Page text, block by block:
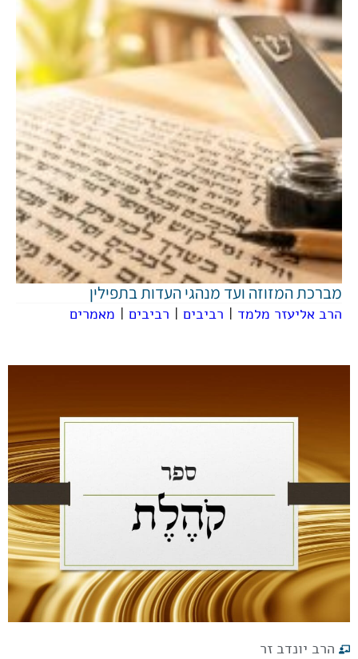
הרב יונדב זר
מברכת המזוזה ועד מנהגי העדות בתפילין
הרב אליעזר מלמד | רביבים | רביבים | מאמרים